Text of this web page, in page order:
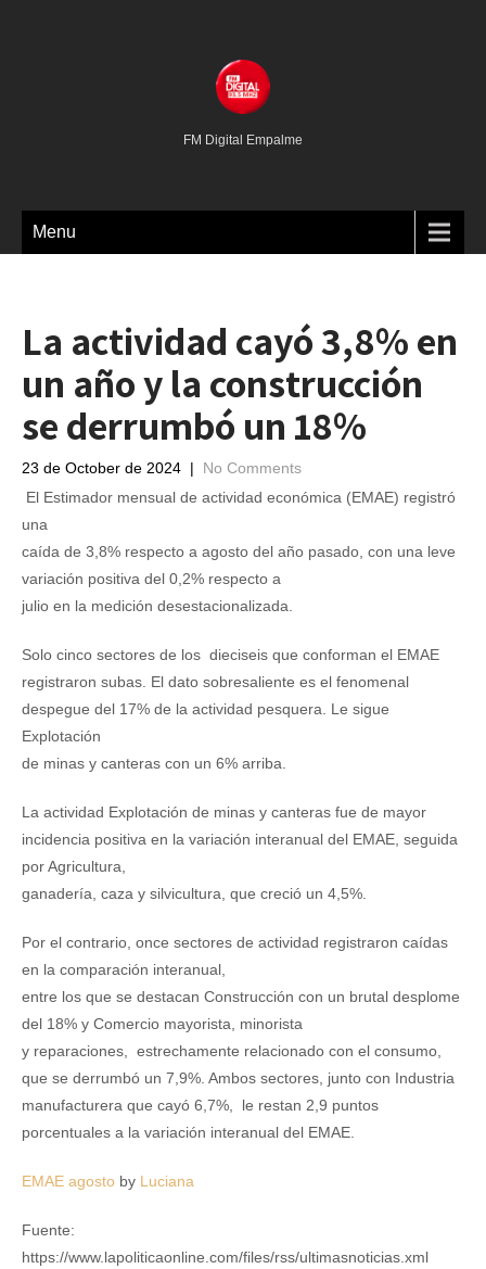
FM Digital Empalme
Menu
La actividad cayó 3,8% en
un año y la construcción
se derrumbó un 18%
23 de October de 2024 | No Comments
El Estimador mensual de actividad económica (EMAE) registró
una
caída de 3,8% respecto a agosto del año pasado, con una leve
variación positiva del 0,2% respecto a
julio en la medición desestacionalizada.
Solo cinco sectores de los dieciseis que conforman el EMAE
registraron subas. El dato sobresaliente es el fenomenal
despegue del 17% de la actividad pesquera. Le sigue
Explotación
de minas y canteras con un 6% arriba.
La actividad Explotación de minas y canteras fue de mayor
incidencia positiva en la variación interanual del EMAE, seguida
por Agricultura,
ganadería, caza y silvicultura, que creció un 4,5%.
Por el contrario, once sectores de actividad registraron caídas
en la comparación interanual,
entre los que se destacan Construcción con un brutal desplome
del 18% y Comercio mayorista, minorista
y reparaciones, estrechamente relacionado con el consumo,
que se derrumbó un 7,9%. Ambos sectores, junto con Industria
manufacturera que cayó 6,7%, le restan 2,9 puntos
porcentuales a la variación interanual del EMAE.
EMAE agosto by Luciana
Fuente:
https://www.lapoliticaonline.com/files/rss/ultimasnoticias.xml